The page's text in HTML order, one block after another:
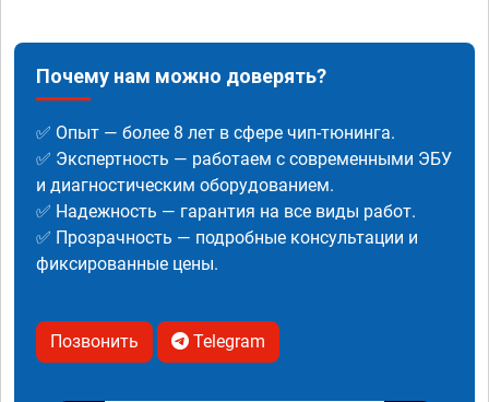
Почему нам можно доверять?
✅ Опыт — более 8 лет в сфере чип-тюнинга.
✅ Экспертность — работаем с современными ЭБУ
и диагностическим оборудованием.
✅ Надежность — гарантия на все виды работ.
✅ Прозрачность — подробные консультации и
фиксированные цены.
Позвонить Telegram